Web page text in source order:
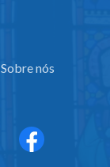
Sobre nós